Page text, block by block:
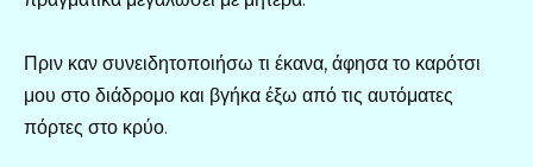
Πριν καν συνειδητοποιήσω τι έκανα, άφησα το καρότσι
μου στο διάδρομο και βγήκα έξω από τις αυτόματες
πόρτες στο κρύο.